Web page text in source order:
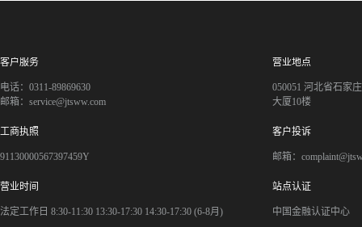
客户服务
电话：0311-89869630
邮箱：service@jtsww.com
营业地点
050051 河北省石家
大厦10楼
工商执照
91130000567397459Y
客户投诉
邮箱：
营业时间
法定工作日 8:30-11:30 13:30-17:30 14:30-17:30 (6-8月)
站点认证
中国金融认证中心